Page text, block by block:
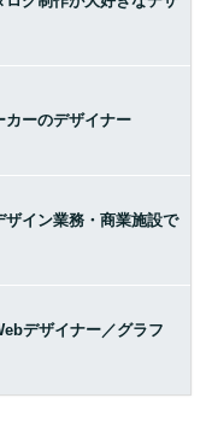
カーのデザイナー
イン業務・商業施設で
デザイナー／グラフ